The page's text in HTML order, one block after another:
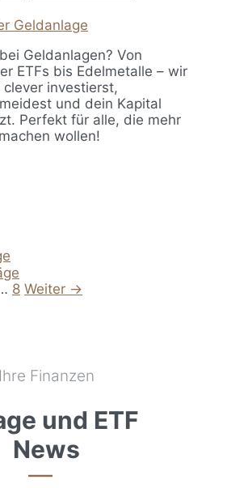
Geldanlagen? Von
ETFs bis Edelmetalle – wir
investierst,
und dein Kapital
Perfekt für alle, die mehr
wollen!
Seite
8 Weiter →
Ihre Finanzen
und ETF
News